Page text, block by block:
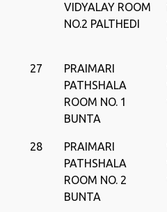
VIDYALAY ROOM
NO.2 PALTHEDI
27
PRAIMARI
PATHSHALA
ROOM NO. 1
BUNTA
28
PRAIMARI
PATHSHALA
ROOM NO. 2
BUNTA